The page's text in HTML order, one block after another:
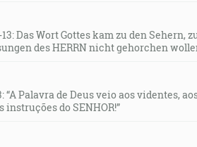
Das Wort Gottes kam zu den
des HERRN nicht gehorchen
“A Palavra de Deus veio aos videntes,
instruções do SENHOR!”